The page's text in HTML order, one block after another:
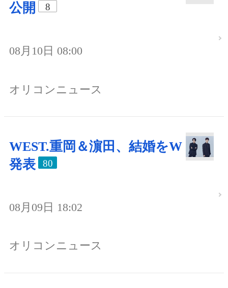
公開 8
08月10日 08:00
オリコンニュース
WEST.重岡＆濵田、結婚をW
発表
80
08月09日 18:02
オリコンニュース